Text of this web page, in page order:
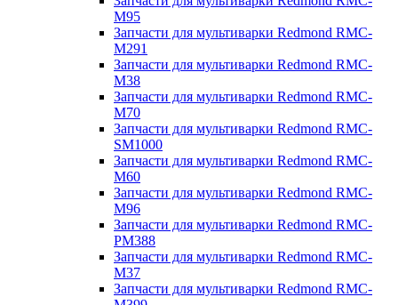
M95
Запчасти для мультиварки Redmond RMC-
M291
Запчасти для мультиварки Redmond RMC-
M38
Запчасти для мультиварки Redmond RMC-
M70
Запчасти для мультиварки Redmond RMC-
SM1000
Запчасти для мультиварки Redmond RMC-
M60
Запчасти для мультиварки Redmond RMC-
M96
Запчасти для мультиварки Redmond RMC-
PM388
Запчасти для мультиварки Redmond RMC-
M37
Запчасти для мультиварки Redmond RMC-